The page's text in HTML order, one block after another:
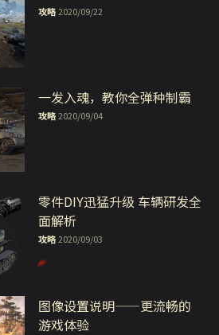
攻略 2020/09/22
一发入魂，教你全弹种制霸
攻略 2020/09/04
零件DIY迅猛升级 车辆研发全
面解析
攻略 2020/09/03
图像设置说明——更流畅的
游戏体验